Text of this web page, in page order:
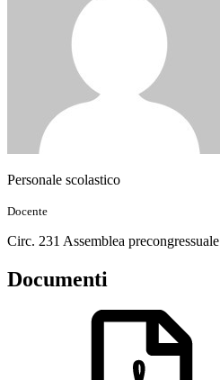
Personale scolastico
Docente
Circ. 231 Assemblea precongressuale
Documenti